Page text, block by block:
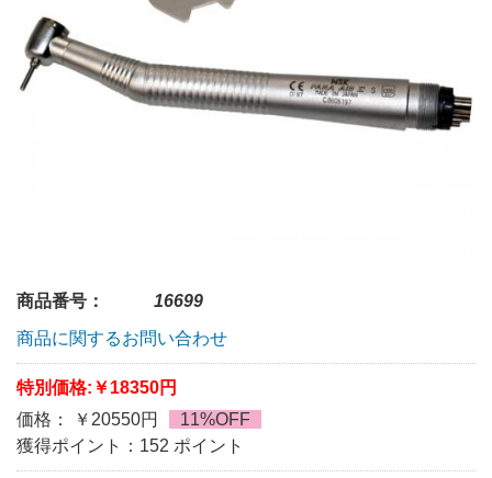
商品番号：
16699
商品に関するお問い合わせ
特別価格: ￥18350円
価格： ￥20550円
11%OFF
獲得ポイント：152 ポイント